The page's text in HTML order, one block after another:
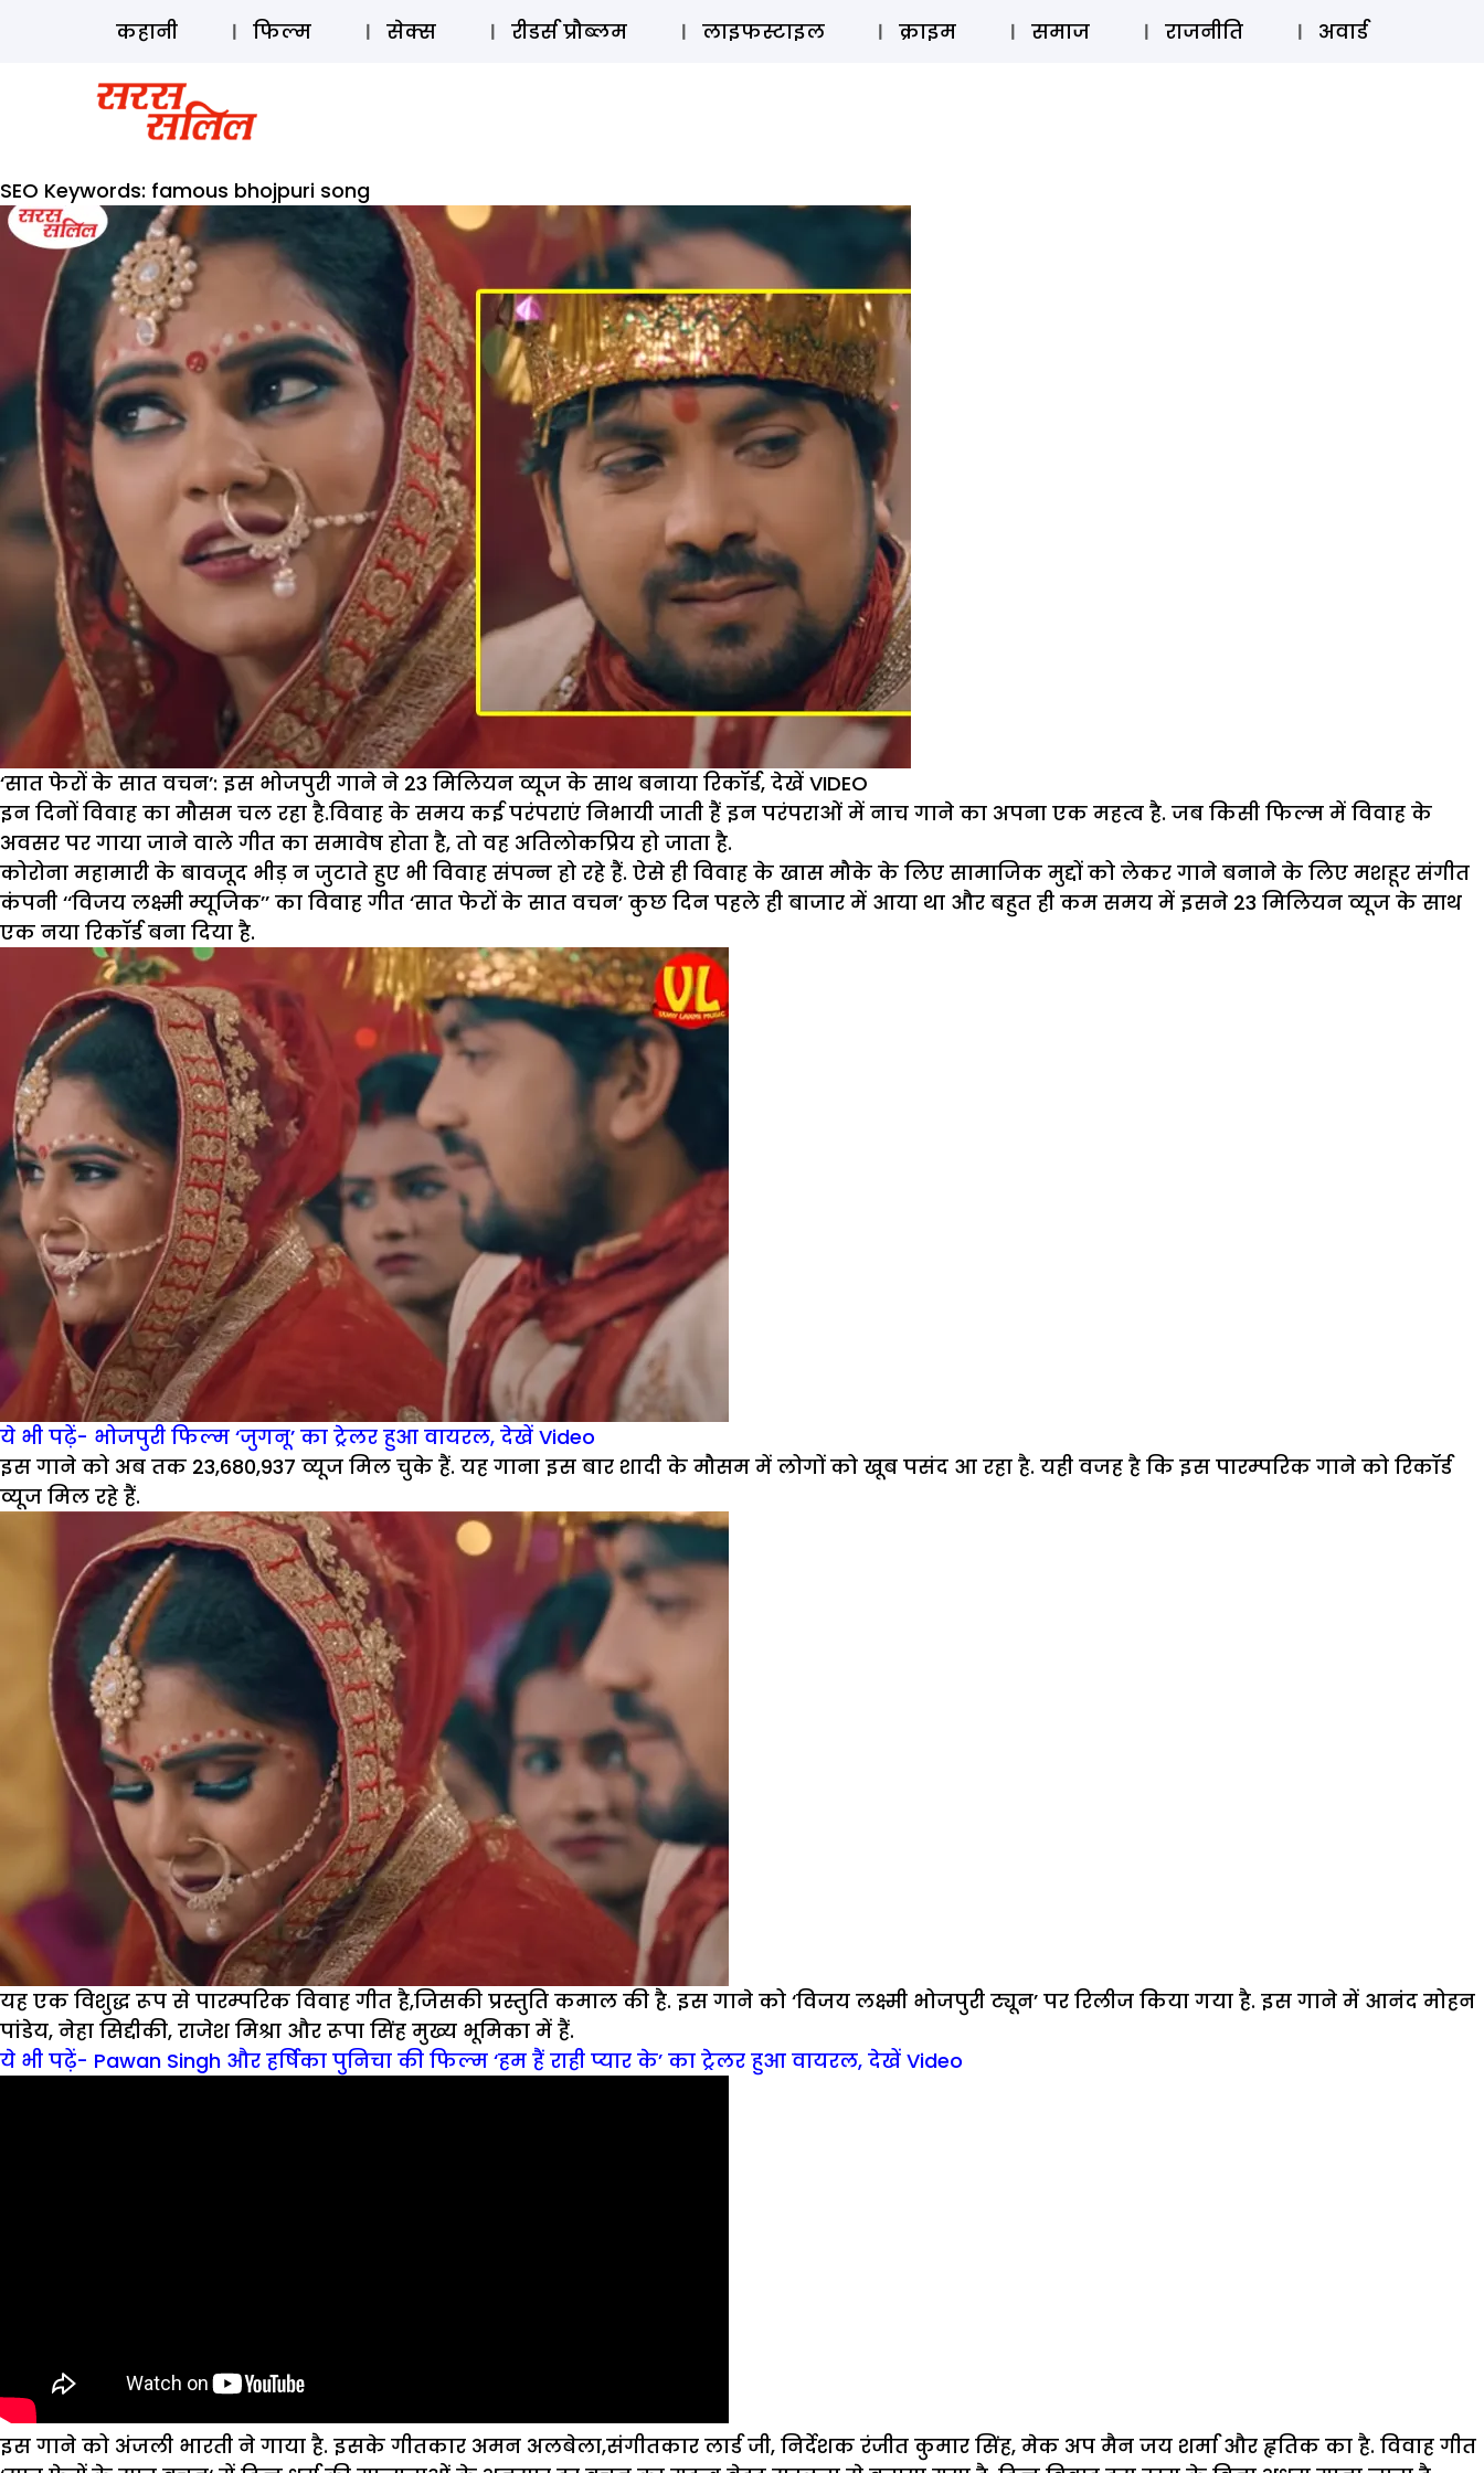
ऑडियो स्टोरी लॉग इन ⚲ SUBSCRIBE
कहानी फिल्म सेक्स रीडर्स प्रौब्लम लाइफस्टाइल क्राइम समाज राजनीति अवार्ड
SEO Keywords: famous bhojpuri song
‘सात फेरों के सात वचन’: इस भोजपुरी गाने ने 23 मिलियन व्यूज के साथ बनाया रिकॉर्ड, देखें VIDEO
इन दिनों विवाह का मौसम चल रहा है.विवाह के समय कई परंपराएं निभायी जाती हैं इन परंपराओं में नाच गाने का अपना एक महत्व है. जब किसी फिल्म में विवाह के
अवसर पर गाया जाने वाले गीत का समावेष होता है, तो वह अतिलोकप्रिय हो जाता है.
कोरोना महामारी के बावजूद भीड़ न जुटाते हुए भी विवाह संपन्न हो रहे हैं. ऐसे ही विवाह के खास मौके के लिए सामाजिक मुद्दों को लेकर गाने बनाने के लिए मशहूर संगीत
कंपनी ‘‘विजय लक्ष्मी म्यूजिक’’ का विवाह गीत ‘सात फेरों के सात वचन’ कुछ दिन पहले ही बाजार में आया था और बहुत ही कम समय में इसने 23 मिलियन व्यूज के साथ
एक नया रिकॉर्ड बना दिया है.
ये भी पढ़ें- भोजपुरी फिल्म ‘जुगनू’ का ट्रेलर हुआ वायरल, देखें Video
इस गाने को अब तक 23,680,937 व्यूज मिल चुके हैं. यह गाना इस बार शादी के मौसम में लोगों को खूब पसंद आ रहा है. यही वजह है कि इस पारम्परिक गाने को रिकॉर्ड
व्यूज मिल रहे हैं.
यह एक विशुद्ध रूप से पारम्परिक विवाह गीत है,जिसकी प्रस्तुति कमाल की है. इस गाने को ‘विजय लक्ष्मी भोजपुरी ट्यून’ पर रिलीज किया गया है. इस गाने में आनंद मोहन
पांडेय, नेहा सिद्दीकी, राजेश मिश्रा और रूपा सिंह मुख्य भूमिका में हैं.
ये भी पढ़ें- Pawan Singh और हर्षिका पुनिचा की फिल्म ‘हम हैं राही प्यार के’ का ट्रेलर हुआ वायरल, देखें Video
इस गाने को अंजली भारती ने गाया है. इसके गीतकार अमन अलबेला,संगीतकार लार्ड जी, निर्देशक रंजीत कुमार सिंह, मेक अप मैन जय शर्मा और हृतिक का है. विवाह गीत